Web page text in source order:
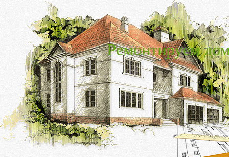
Ремонтируем